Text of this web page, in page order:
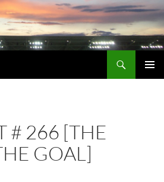
# 266 [THE
GOAL]